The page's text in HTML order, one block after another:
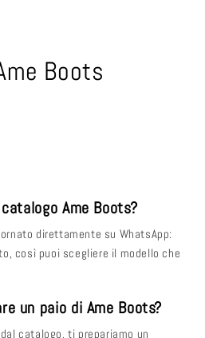
Boots
Ame Boots?
direttamente su WhatsApp:
così puoi scegliere il modello che
un paio di Ame Boots?
catalogo, ti prepariamo un